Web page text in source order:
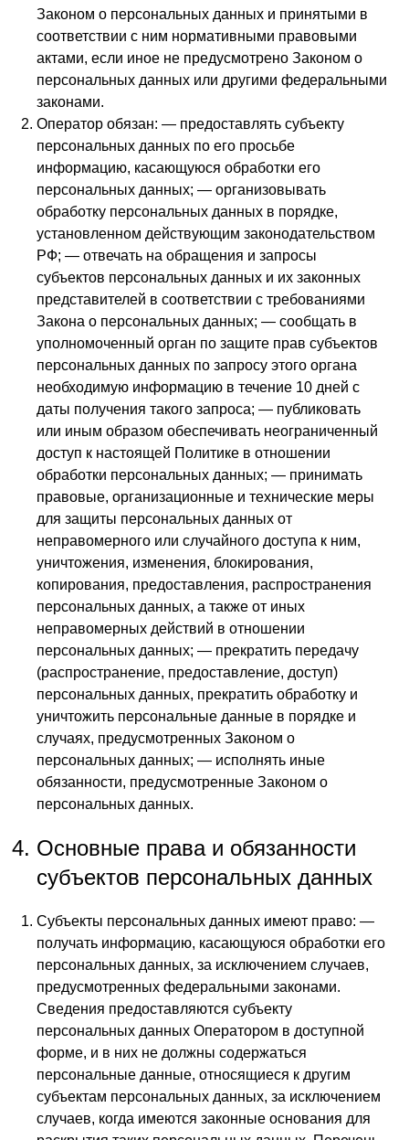
Законом о персональных данных и принятыми в
соответствии с ним нормативными правовыми
актами, если иное не предусмотрено Законом о
персональных данных или другими федеральными
законами.
Оператор обязан: — предоставлять субъекту
персональных данных по его просьбе
информацию, касающуюся обработки его
персональных данных; — организовывать
обработку персональных данных в порядке,
установленном действующим законодательством
РФ; — отвечать на обращения и запросы
субъектов персональных данных и их законных
представителей в соответствии с требованиями
Закона о персональных данных; — сообщать в
уполномоченный орган по защите прав субъектов
персональных данных по запросу этого органа
необходимую информацию в течение 10 дней с
даты получения такого запроса; — публиковать
или иным образом обеспечивать неограниченный
доступ к настоящей Политике в отношении
обработки персональных данных; — принимать
правовые, организационные и технические меры
для защиты персональных данных от
неправомерного или случайного доступа к ним,
уничтожения, изменения, блокирования,
копирования, предоставления, распространения
персональных данных, а также от иных
неправомерных действий в отношении
персональных данных; — прекратить передачу
(распространение, предоставление, доступ)
персональных данных, прекратить обработку и
уничтожить персональные данные в порядке и
случаях, предусмотренных Законом о
персональных данных; — исполнять иные
обязанности, предусмотренные Законом о
персональных данных.
Основные права и обязанности
субъектов персональных данных
Субъекты персональных данных имеют право: —
получать информацию, касающуюся обработки его
персональных данных, за исключением случаев,
предусмотренных федеральными законами.
Сведения предоставляются субъекту
персональных данных Оператором в доступной
форме, и в них не должны содержаться
персональные данные, относящиеся к другим
субъектам персональных данных, за исключением
случаев, когда имеются законные основания для